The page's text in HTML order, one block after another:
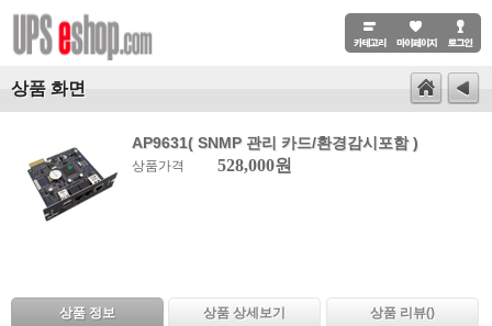
상품 화면
AP9631( SNMP 관리 카드/환경감시포함 )
상품가격 528,000원
상품 정보 상품 상세보기 상품 리뷰()